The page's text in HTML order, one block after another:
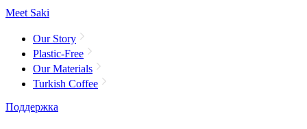
Meet Saki
Our Story
Plastic-Free
Our Materials
Turkish Coffee
Поддержка